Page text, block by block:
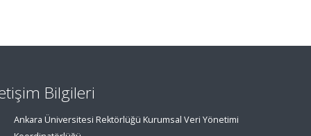
Bilgileri
Ankara Üniversitesi Rektörlüğü Kurumsal Veri Yönetimi